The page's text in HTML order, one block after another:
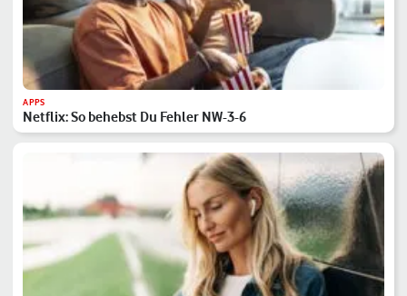
APPS
Netflix: So behebst Du Fehler NW-3-6